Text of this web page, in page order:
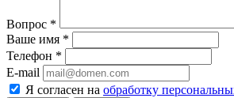
Вопрос *
Ваше имя *
Телефон *
E-mail
Я согласен на обработку